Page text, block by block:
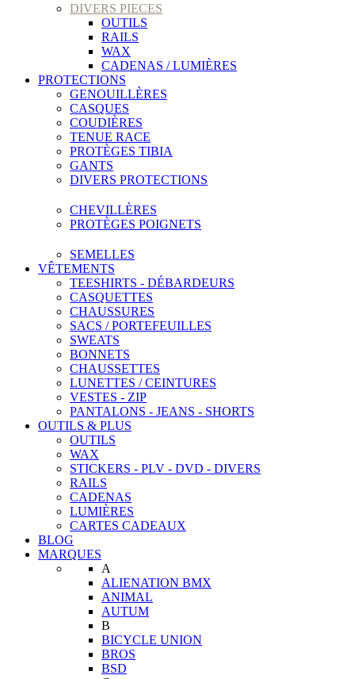
DIVERS PIECES
OUTILS
RAILS
WAX
CADENAS / LUMIÈRES
PROTECTIONS
GENOUILLÈRES
CASQUES
COUDIÈRES
TENUE RACE
PROTÈGES TIBIA
GANTS
DIVERS PROTECTIONS
CHEVILLÈRES
PROTÈGES POIGNETS
SEMELLES
VÊTEMENTS
TEESHIRTS - DÉBARDEURS
CASQUETTES
CHAUSSURES
SACS / PORTEFEUILLES
SWEATS
BONNETS
CHAUSSETTES
LUNETTES / CEINTURES
VESTES - ZIP
PANTALONS - JEANS - SHORTS
OUTILS & PLUS
OUTILS
WAX
STICKERS - PLV - DVD - DIVERS
RAILS
CADENAS
LUMIÈRES
CARTES CADEAUX
BLOG
MARQUES
A
ALIENATION BMX
ANIMAL
AUTUM
B
BICYCLE UNION
BROS
BSD